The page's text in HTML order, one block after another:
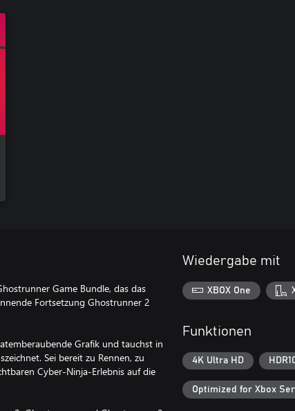
Game Bundle, das das
Fortsetzung Ghostrunner 2
Grafik und tauchst in
Sei bereit zu Rennen, zu
Cyber-Ninja-Erlebnis auf die
Wiedergabe mit
XBOX One
Funktionen
4K Ultra HD
Optimized for Xbox